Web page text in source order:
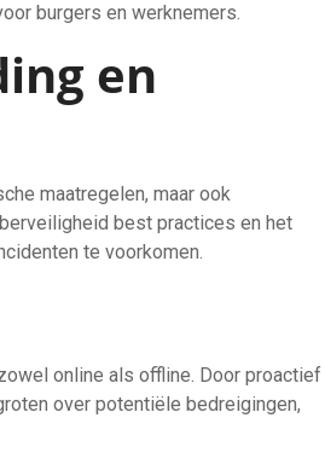
burgers en werknemers.
en
maatregelen, maar ook
best practices en het
te voorkomen.
online als offline. Door proactief
over potentiële bedreigingen,